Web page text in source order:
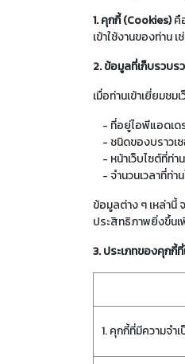
1. คุกกี้ (Cookies)คื
เข้าใช้งานของท่าน
2. ข้อมูลที่เก็บรวบร
เมื่อท่านเข้าเยี่ยมช
- ที่อยู่ไอพีแอดเด
- ชนิดของบราวเ
- หน้าเว็บไซต์ที่ท่า
- จำนวนเวลาที่ท่า
ข้อมูลต่าง ๆ เหล่านี้
ประสิทธิภาพยิ่งขึ้น
3. ประเภทของคุกกี้ที่
1. คุกกี้ที่มีความจ